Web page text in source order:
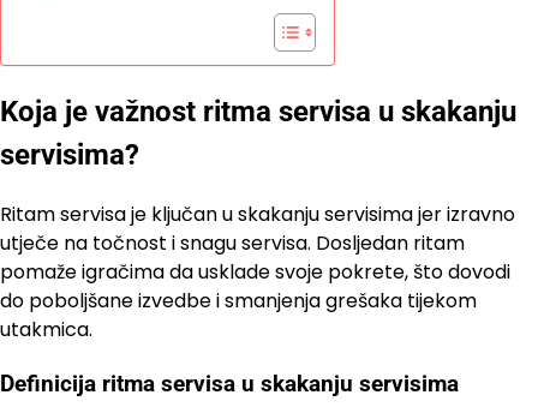
Koja je važnost ritma servisa u skakanju
servisima?
Ritam servisa je ključan u skakanju servisima jer izravno
utječe na točnost i snagu servisa. Dosljedan ritam
pomaže igračima da usklade svoje pokrete, što dovodi
do poboljšane izvedbe i smanjenja grešaka tijekom
utakmica.
Definicija ritma servisa u skakanju servisima